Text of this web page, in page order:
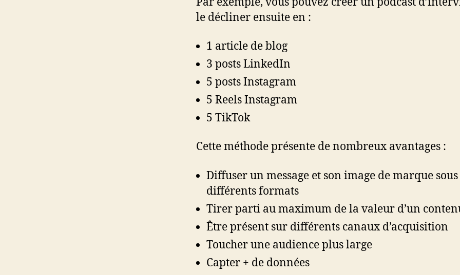
le décliner ensuite en :
1 article de blog
3 posts LinkedIn
5 posts Instagram
5 Reels Instagram
5 TikTok
Cette méthode présente de nombreux avantages :
Diffuser un message et son image de marque sous
différents formats
Tirer parti au maximum de la valeur d’un
Être présent sur différents canaux d’acquisition
Toucher une audience plus large
Capter + de données